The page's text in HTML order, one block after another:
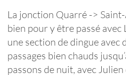
La jonction Quarré ->
bien pour y être passé avec
une section de dingue avec
passages bien chauds
passons de nuit, avec